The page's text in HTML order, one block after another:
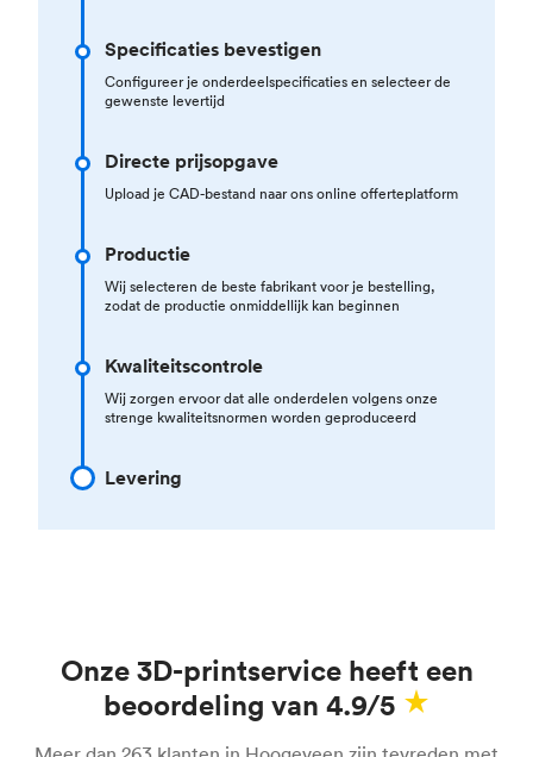
Specificaties bevestigen
Configureer je onderdeelspecificaties en selecteer de
gewenste levertijd
Directe prijsopgave
Upload je CAD-bestand naar ons online offerteplatform
Productie
Wij selecteren de beste fabrikant voor je bestelling,
zodat de productie onmiddellijk kan beginnen
Kwaliteitscontrole
Wij zorgen ervoor dat alle onderdelen volgens onze
strenge kwaliteitsnormen worden geproduceerd
Levering
Onze 3D-printservice heeft een
beoordeling van 4.9/5